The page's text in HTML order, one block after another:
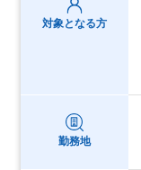
対象となる方
勤務地